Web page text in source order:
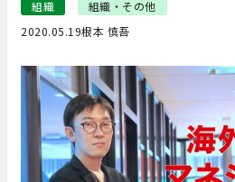
組織
組織・その他
2020.05.19根本 慎吾